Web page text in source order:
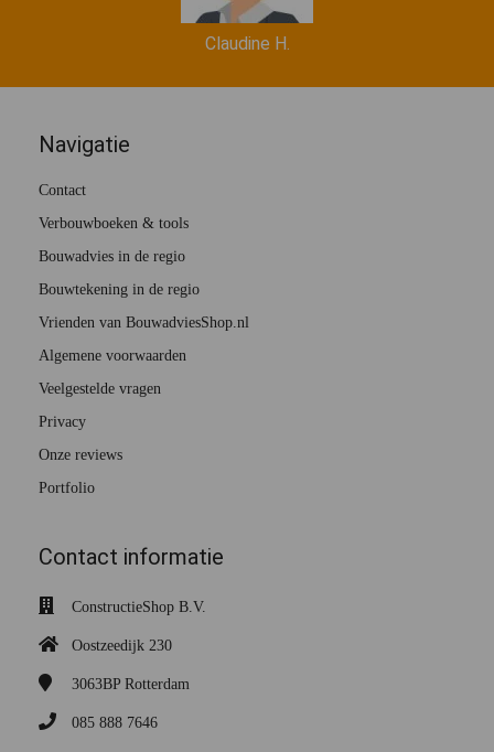
Claudine H.
Navigatie
Contact
Verbouwboeken & tools
Bouwadvies in de regio
Bouwtekening in de regio
Vrienden van BouwadviesShop.nl
Algemene voorwaarden
Veelgestelde vragen
Privacy
Onze reviews
Portfolio
Contact informatie
ConstructieShop B.V.
Oostzeedijk 230
3063BP Rotterdam
085 888 7646